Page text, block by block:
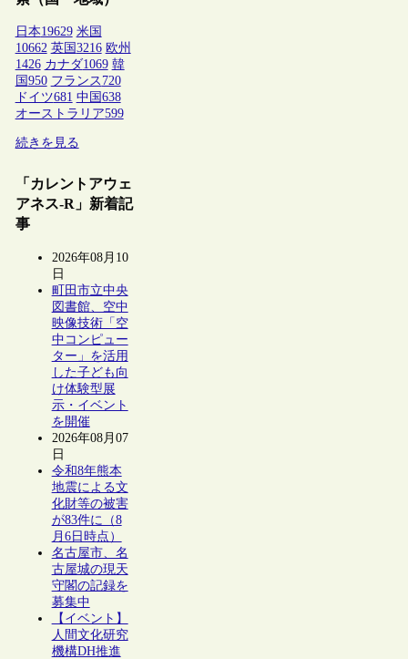
日本19629 米国
10662 英国 3216 欧州
1426 カナダ1069 韓
国 950 フランス 720
ドイツ681 中国 638
オーストラリア599
続きを見る
「カレントアウェ
アネス-R」新着記
事
2026年08月10
日
町田市立中央
図書館、空中
映像技術「空
中コンピュー
ター」を活用
した子ども向
け体験型展
示・イベント
を開催
2026年08月07
日
令和8年熊本
地震による文
化財等の被害
が83件に（8
月6日時点）
名古屋市、名
古屋城の現天
守閣の記録を
募集中
【イベント】
人間文化研究
機構DH推進